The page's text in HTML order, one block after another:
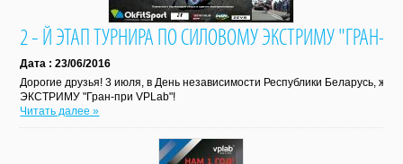
2 - Й ЭТАП ТУРНИРА ПО СИЛОВОМУ ЭКСТРИМУ "ГРАН-
Дата : 23/06/2016
Дорогие друзья! 3 июля, в День независимости Республики
ЭКСТРИМУ "Гран-при VPLab"!
Читать далее »